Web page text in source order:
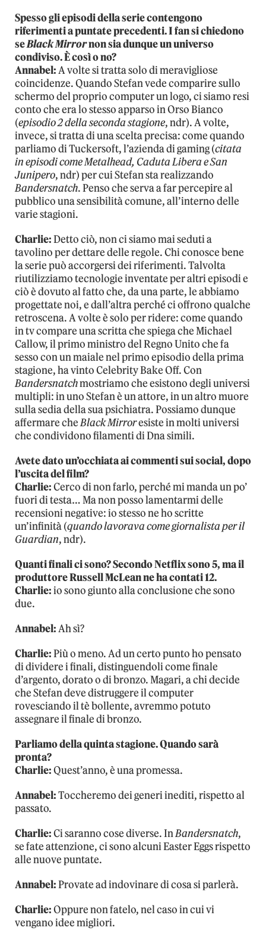
Spesso gli episodi della serie contengono
riferimenti a puntate precedenti. I fan si chiedono
seBlack Mirrornon sia dunque un universo
condiviso. È così o no?
Annabel:A volte si tratta solo di meravigliose
coincidenze. Quando Stefan vede comparire sullo
schermo del proprio computer un logo, ci siamo resi
conto che era lo stesso apparso in Orso Bianco
(episodio 2 della seconda stagione, ndr). A volte,
invece, si tratta di una scelta precisa: come quando
parliamo di Tuckersoft, l’azienda di gaming (citata
in episodi come Metalhead, Caduta Libera e San
Junipero, ndr) per cui Stefan sta realizzando
Bandersnatch. Penso che serva a far percepire al
pubblico una sensibilità comune, all’interno delle
varie stagioni.
Charlie:Detto ciò, non ci siamo mai seduti a
tavolino per dettare delle regole. Chi conosce bene
la serie può accorgersi dei riferimenti. Talvolta
riutilizziamo tecnologie inventate per altri episodi e
ciò è dovuto al fatto che, da una parte, le abbiamo
progettate noi, e dall’altra perché ci offrono qualche
retroscena. A volte è solo per ridere: come quando
in tv compare una scritta che spiega che Michael
Callow, il primo ministro del Regno Unito che fa
sesso con un maiale nel primo episodio della prima
stagione, ha vinto Celebrity Bake Off. Con
Bandersnatchmostriamo che esistono degli universi
multipli: in uno Stefan è un attore, in un altro muore
sulla sedia della sua psichiatra. Possiamo dunque
affermare cheBlack Mirroresiste in molti universi
che condividono filamenti di Dna simili.
Avete dato un’occhiata ai commenti sui social, dopo
l’uscita del film?
Charlie:Cerco di non farlo, perché mi manda un po’
fuori di testa… Ma non posso lamentarmi delle
recensioni negative: io stesso ne ho scritte
un’infinità (quando lavorava come giornalista per il
Guardian, ndr).
Quanti finali ci sono? Secondo Netflix sono 5, ma il
produttore Russell McLean ne ha contati 12.
Charlie:io sono giunto alla conclusione che sono
due.
Annabel:Ah sì?
Charlie:Più o meno. Ad un certo punto ho pensato
di dividere i finali, distinguendoli come finale
d’argento, dorato o di bronzo. Magari, a chi decide
che Stefan deve distruggere il computer
rovesciando il tè bollente, avremmo potuto
assegnare il finale di bronzo.
Parliamo della quinta stagione. Quando sarà
pronta?
Charlie:Quest’anno, è una promessa.
Annabel:Toccheremo dei generi inediti, rispetto al
passato.
Charlie:Ci saranno cose diverse. InBandersnatch,
se fate attenzione, ci sono alcuni Easter Eggs rispetto
alle nuove puntate.
Annabel:Provate ad indovinare di cosa si parlerà.
Charlie:Oppure non fatelo, nel caso in cui vi
vengano idee migliori.